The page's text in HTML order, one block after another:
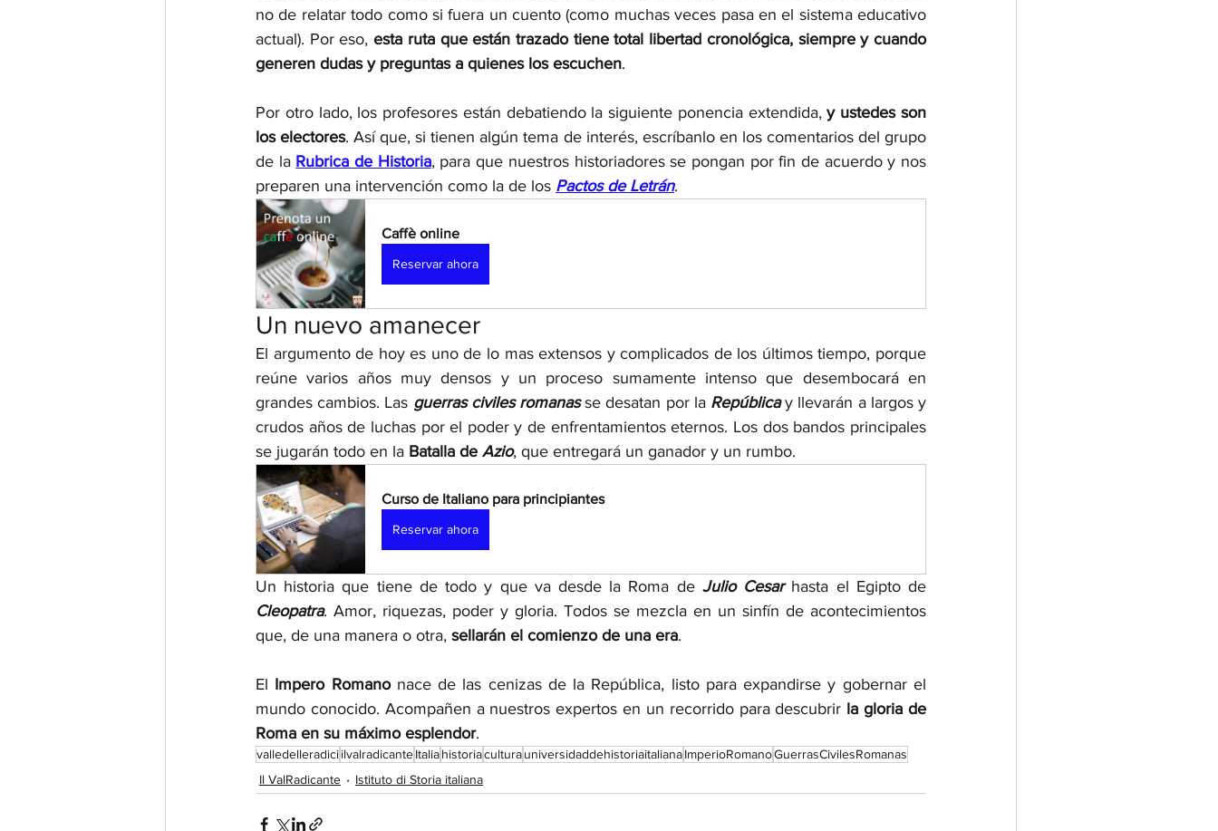
no de relatar todo como si fuera un cuento (como muchas veces pasa en el sistema educativo
actual). Por eso, esta ruta que están trazado tiene total libertad cronológica, siempre y cuando
generen dudas y preguntas a quienes los escuchen.
Por otro lado, los profesores están debatiendo la siguiente ponencia extendida, y ustedes son
los electores. Así que, si tienen algún tema de interés, escríbanlo en los comentarios del grupo
de la Rubrica de Historia, para que nuestros historiadores se pongan por fin de acuerdo y nos
preparen una intervención como la de los Pactos de Letrán.
Caffè online
Reservar ahora
Un nuevo amanecer
El argumento de hoy es uno de lo mas extensos y complicados de los últimos tiempo, porque
reúne varios años muy densos y un proceso sumamente intenso que desembocará en
grandes cambios. Las guerras civiles romanas se desatan por la República y llevarán a largos y
crudos años de luchas por el poder y de enfrentamientos eternos. Los dos bandos principales
se jugarán todo en la Batalla de Azio, que entregará un ganador y un rumbo.
Curso de Italiano para principiantes
Reservar ahora
Un historia que tiene de todo y que va desde la Roma de Julio Cesar
Cleopatra. Amor, riquezas, poder y gloria. Todos se mezcla en un sinfín de acontecimientos
que, de una manera o otra, sellarán el comienzo de una era.
El Impero Romano nace de las cenizas de la República, listo para expandirse y gobernar el
mundo conocido. Acompañen a nuestros expertos en un recorrido para descubrir la gloria de
Roma en su máximo esplendor.
valledelleradiciilvalradicanteItaliahistoriaculturauniversidaddehistoriaitalianaImperioRomanoGuerrasCivilesRomanas
Il ValRadicante
Istituto di Storia italiana